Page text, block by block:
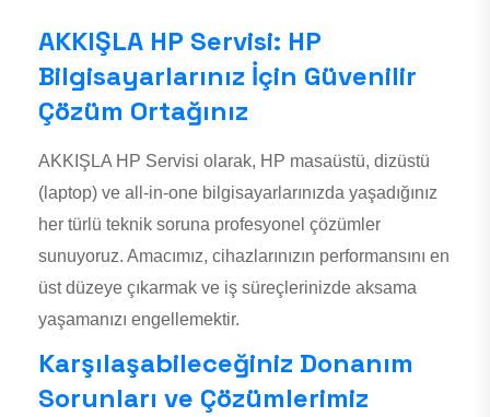
AKKIŞLA HP Servisi: HP
Bilgisayarlarınız İçin Güvenilir
Çözüm Ortağınız
AKKIŞLA HP Servisi olarak, HP masaüstü, dizüstü
(laptop) ve all-in-one bilgisayarlarınızda yaşadığınız
her türlü teknik soruna profesyonel çözümler
sunuyoruz. Amacımız, cihazlarınızın performansını en
üst düzeye çıkarmak ve iş süreçlerinizde aksama
yaşamanızı engellemektir.
Karşılaşabileceğiniz Donanım
Sorunları ve Çözümlerimiz